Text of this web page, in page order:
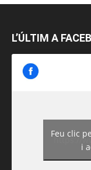
L’ÚLTIM A
https://
Feu clic
i